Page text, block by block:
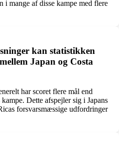
i mange af disse kampe med flere
kan statistikken
Japan og Costa
har scoret flere mål end
Dette afspejler sig i Japans
forsvarsmæssige udfordringer